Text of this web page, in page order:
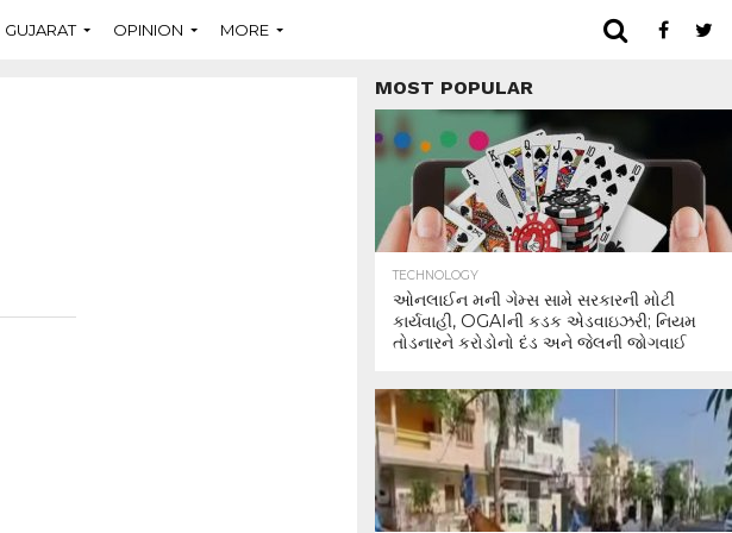
GUJARAT OPINION MORE
MOST POPULAR
TECHNOLOGY
ઓનલાઈન મની ગેમ્સ સામે સરકારની મોટી
કાર્યવાહી, OGAIની કડક એડવાઇઝરી; નિયમ
તોડનારને કરોડોનો દંડ અને જેલની જોગવાઈ